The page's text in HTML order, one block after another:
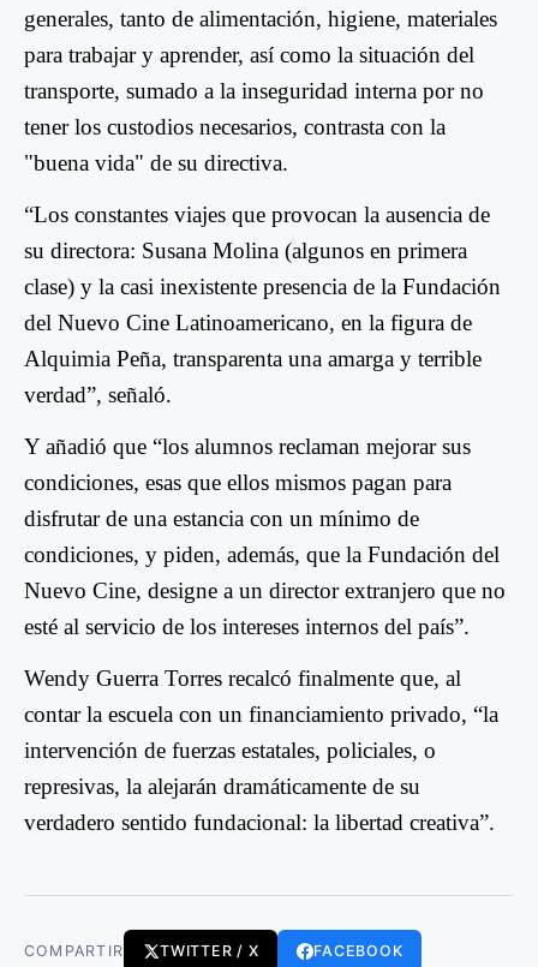
generales, tanto de alimentación, higiene, materiales
para trabajar y aprender, así como la situación del
transporte, sumado a la inseguridad interna por no
tener los custodios necesarios, contrasta con la
"buena vida" de su directiva.
“Los constantes viajes que provocan la ausencia de
su directora: Susana Molina (algunos en primera
clase) y la casi inexistente presencia de la Fundación
del Nuevo Cine Latinoamericano, en la figura de
Alquimia Peña, transparenta una amarga y terrible
verdad”, señaló.
Y añadió que “los alumnos reclaman mejorar sus
condiciones, esas que ellos mismos pagan para
disfrutar de una estancia con un mínimo de
condiciones, y piden, además, que la Fundación del
Nuevo Cine, designe a un director extranjero que no
esté al servicio de los intereses internos del país”.
Wendy Guerra Torres recalcó finalmente que, al
contar la escuela con un financiamiento privado, “la
intervención de fuerzas estatales, policiales, o
represivas, la alejarán dramáticamente de su
verdadero sentido fundacional: la libertad creativa”.
COMPARTIR TWITTER / X FACEBOOK